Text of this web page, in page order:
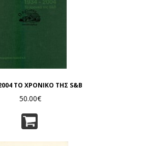
ΤΟ ΧΡΟΝΙΚΟ ΤΗΣ S&B
50.00€